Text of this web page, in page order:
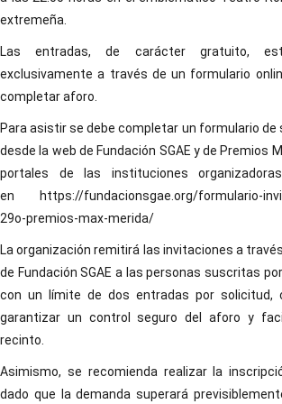
extremeña.
Las entradas, de carácter gratuito,
exclusivamente a través de un formulario
completar aforo.
Para asistir se debe completar un formulario de
desde la web de Fundación SGAE y de Premios
portales de las instituciones
en https://fundacionsgae.org/formulario-
29o-premios-max-merida/
La organización remitirá las invitaciones a
de Fundación SGAE a las personas suscritas
con un límite de dos entradas por solicitud,
garantizar un control seguro del aforo y
recinto.
Asimismo, se recomienda realizar la
dado que la demanda superará